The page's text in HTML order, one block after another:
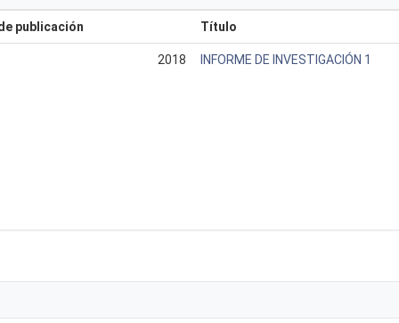
publicación Título
2018 INFORME DE INVESTIGACIÓN 1